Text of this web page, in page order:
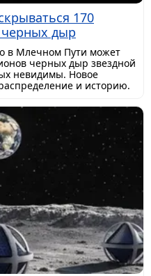
170
дыр
в Млечном Пути может
черных дыр звездной
невидимы. Новое
и историю.